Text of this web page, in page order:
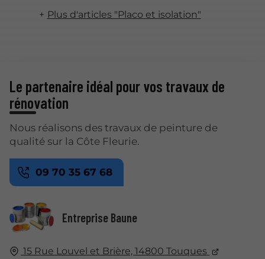
Plus d'articles "Placo et isolation"
Entreprise Baune
15 Rue Louvel et Brière, 14800 Touques
Le partenaire idéal pour vos travaux de
rénovation
Nous réalisons des travaux de peinture de
qualité sur la Côte Fleurie.
09 70 35 67 68